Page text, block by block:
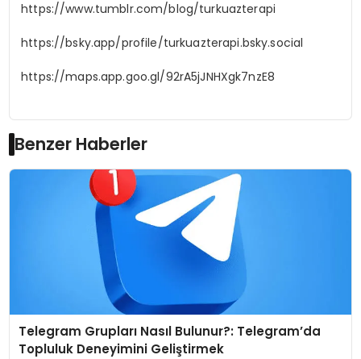
https://www.tumblr.com/blog/turkuazterapi
https://bsky.app/profile/turkuazterapi.bsky.social
https://maps.app.goo.gl/92rA5jJNHXgk7nzE8
Benzer Haberler
Telegram Grupları Nasıl Bulunur?: Telegram’da
Topluluk Deneyimini Geliştirmek